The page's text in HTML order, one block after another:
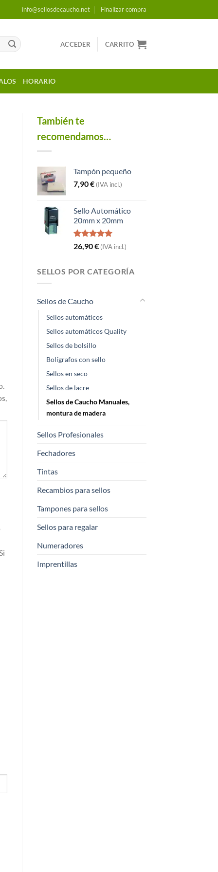
info@sellosdecaucho.net Finalizar compra
ACCEDER CARRITO
HORARIO
También te
recomendamos…
Tampón pequeño
7,90€ (IVA incl.)
Sello Automático
20mm x 20mm
Valorado
con
5.00
base a
2
valoraciones
26,90€ (IVA incl.)
SELLOS POR CATEGORÍA
Sellos de Caucho
Sellos automáticos
Sellos automáticos Quality
Sellos de bolsillo
Bolígrafos con sello
Sellos en seco
Sellos de lacre
Sellos de Caucho Manuales,
montura de madera
Sellos Profesionales
Fechadores
Tintas
Recambios para sellos
Tampones para sellos
Sellos para regalar
Numeradores
Imprentillas